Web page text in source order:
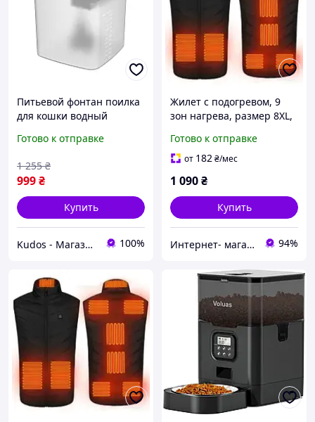
Питьевой фонтан поилка
для кошки водный
бесшумный диспенсер 3
животных фильтр с
активированным
Готово к отправке
999₴
1 255 ₴
Купить
Kudos - Магазин стильных гаджетов 100%
Жилет с подогревом, 9
зон нагрева, размер 8XL,
туризма, рыбалки,
отдыха.
Готово к отправке
от 182₴/мес
1 090₴
Купить
Интернет- магазин "Fortuna" 94%